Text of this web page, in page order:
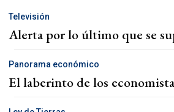
Televisión
Alerta por lo último que se
Panorama económico
El laberinto de los